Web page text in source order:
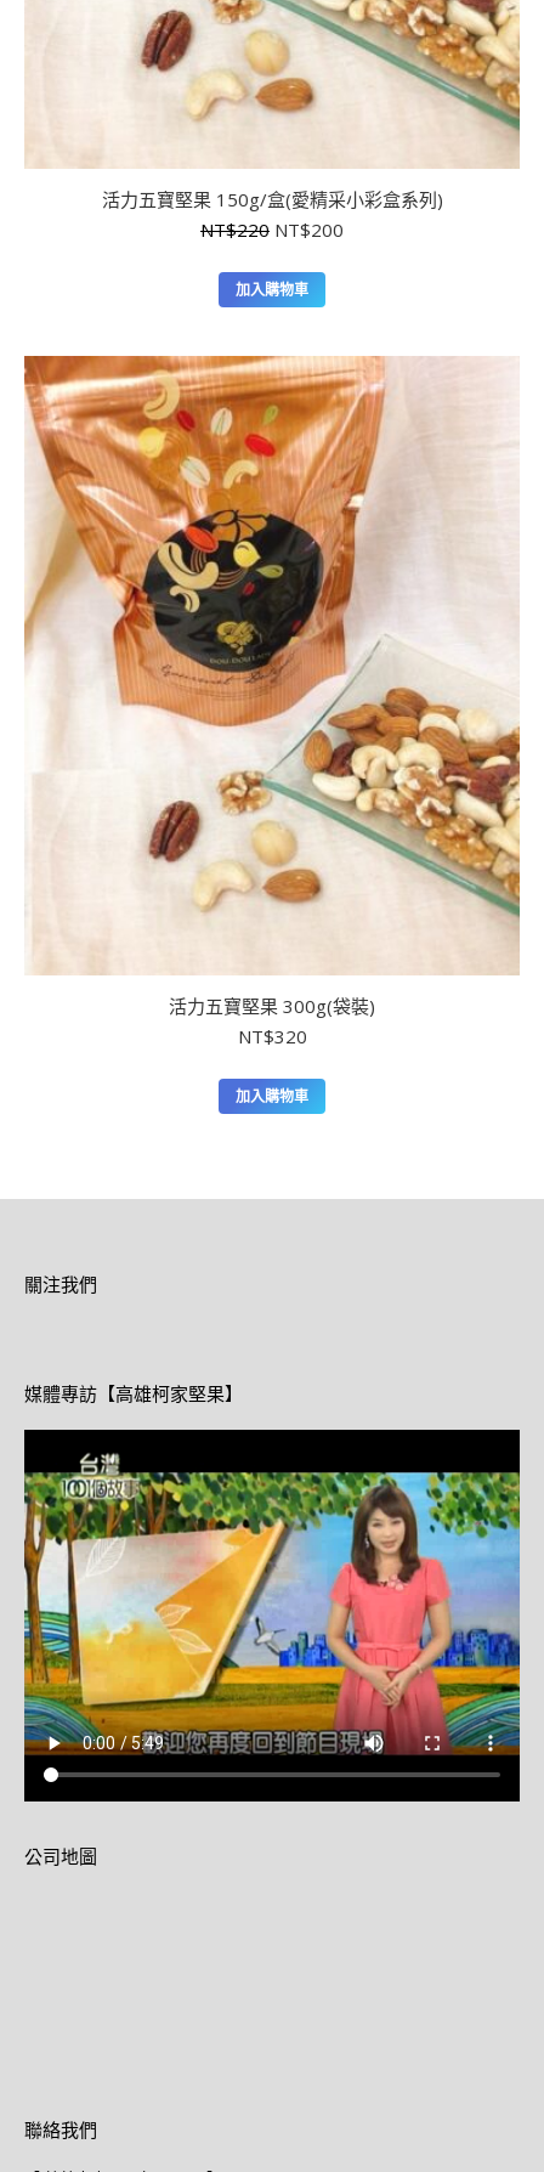
活力五寶堅果 150g/盒(愛精采小彩盒系列)
NT$220 原
價
格：
NT$200
加入購物車
活力五寶堅果 300g(袋裝)
NT$320
加入購物車
關注我們
媒體專訪【高雄柯家堅果】
公司地圖
聯絡我們